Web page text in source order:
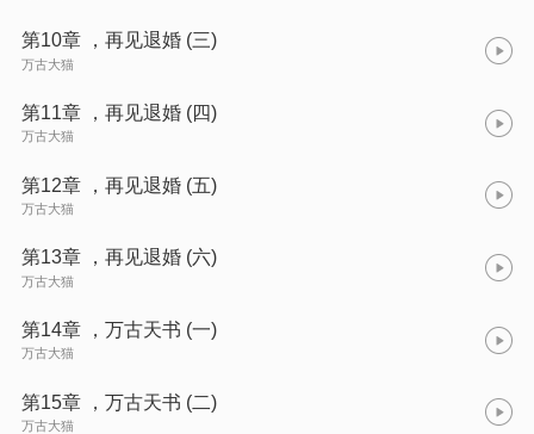
第10章 ，再见退婚 (三)
万古大猫
第11章 ，再见退婚 (四)
万古大猫
第12章 ，再见退婚 (五)
万古大猫
第13章 ，再见退婚 (六)
万古大猫
第14章 ，万古天书 (一)
万古大猫
第15章 ，万古天书 (二)
万古大猫